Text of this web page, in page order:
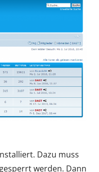
Dazu muss
werden. Dann